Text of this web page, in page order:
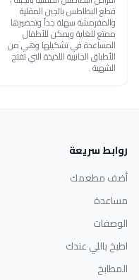
قطع البطاطس بالجبن المقلية
والمقرمشة سهلة جداً وتحضيرها
ممتع للغاية ويمكن للأطفال
المساعدة في تشكيلها وهي من
الأطباق الجانبية اللذيذة التي تفتح
الشهية .
روابط سريعة
أضف مطعمك
مساعدة
الوصفات
اطبخ باللي عندك
المطابخ